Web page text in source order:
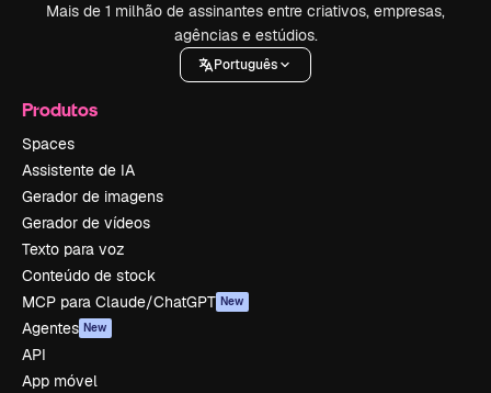
Mais de 1 milhão de assinantes entre criativos, empresas,
agências e estúdios.
Português
Produtos
Spaces
Assistente de IA
Gerador de imagens
Gerador de vídeos
Texto para voz
Conteúdo de stock
MCP para Claude/ChatGPT New
Agentes New
API
App móvel